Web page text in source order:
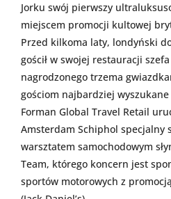
Jorku swój pierwszy
miejscem promocji kultowej
Przed kilkoma laty, londyński
gościł w swojej restauracji
nagrodzonego trzema
gościom najbardziej
Forman Global Travel Retail
Amsterdam Schiphol specjalny
warsztatem samochodowym
Team, którego koncern jest
sportów motorowych z